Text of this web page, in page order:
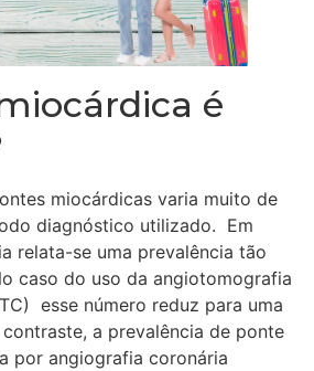
é
miocárdicas varia muito de
diagnóstico utilizado. Em
relata-se uma prevalência tão
caso do uso da angiotomografia
esse número reduz para uma
a prevalência de ponte
por angiografia coronária